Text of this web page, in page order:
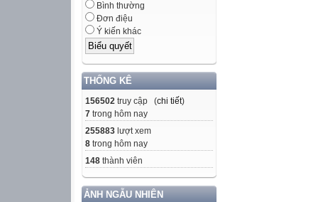
Bình thường
Đơn điệu
Ý kiến khác
THỐNG KÊ
156502 truy cập (chi tiết)
7 trong hôm nay
255883 lượt xem
8 trong hôm nay
148 thành viên
ẢNH NGẪU NHIÊN